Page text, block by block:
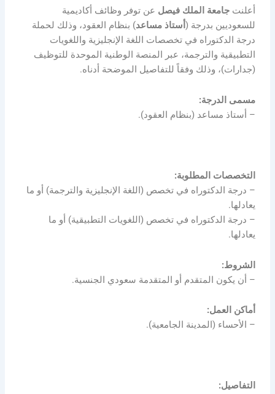
أعلنتجامعة الملك فيصل عن توفر وظائف أكاديمية
للسعوديين بدرجة ( أستاذ مساعد) بنظام العقود، وذلك لحملة
درجة الدكتوراه في تخصصات اللغة الإنجليزية واللغويات
التطبيقية والترجمة، عبر المنصة الوطنية الموحدة للتوظيف
(جدارات)، وذلك وفقاً للتفاصيل الموضحة أدناه.
مسمى الدرجة:
– أستاذ مساعد (بنظام العقود).
التخصصات المطلوبة:
– درجة الدكتوراه في تخصص (اللغة الإنجليزية والترجمة) أو ما
يعادلها.
– درجة الدكتوراه في تخصص (اللغويات التطبيقية) أو ما
يعادلها.
الشروط:
– أن يكون المتقدم أو المتقدمة سعودي الجنسية.
أماكن العمل:
– الأحساء (المدينة الجامعية).
التفاصيل: